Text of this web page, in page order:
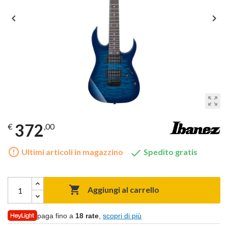
zoom_out_map
 
€ 372,00
error_outline Ultimi articoli in magazzino  Spedito gratis
 Aggiungi al carrello
paga fino a 18 rate ,scopri di più